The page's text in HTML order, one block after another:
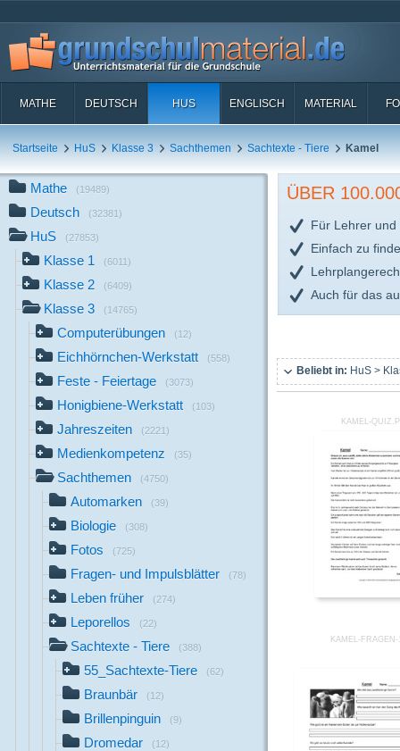
MATHE DEUTSCH HUS ENGLISCH MATERIAL
Startseite HuS Klasse 3 Sachthemen Sachtexte - Tiere Kamel
Mathe (19489)
Deutsch (32381)
HuS (27853)
Klasse 1 (6011)
Klasse 2 (6409)
Klasse 3 (14765)
Computerübungen (12)
Eichhörnchen-Werkstatt (558)
Feste - Feiertage (3073)
Honigbiene-Werkstatt (103)
Jahreszeiten (2221)
Medienkompetenz (35)
Sachthemen (4750)
Automarken (39)
Biologie (308)
Fotos (725)
Fragen- und Impulsblätter (78)
Leben früher (274)
Leporellos (22)
Sachtexte - Tiere (388)
55_Sachtexte-Tiere (62)
Braunbär (12)
Brillenpinguin (9)
Dromedar (12)
ÜBER
Für Lehrer und
Einfach zu
Auch für das
Beliebt in: HuS >
KAMEL-
KAMEL-